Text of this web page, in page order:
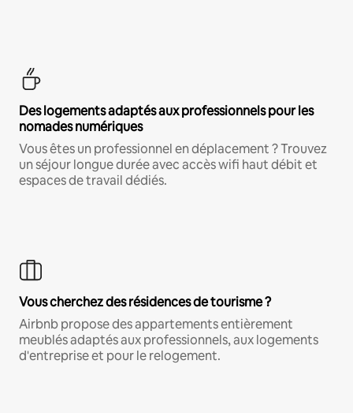
Des logements adaptés aux professionnels pour les
nomades numériques
Vous êtes un professionnel en déplacement ? Trouvez
un séjour longue durée avec accès wifi haut débit et
espaces de travail dédiés.
Vous cherchez des résidences de tourisme ?
Airbnb propose des appartements entièrement
meublés adaptés aux professionnels, aux logements
d'entreprise et pour le relogement.